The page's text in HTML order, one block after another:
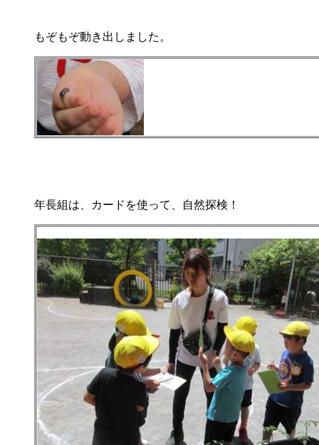
もぞもぞ動き出しました。
年長組は、カードを使って、自然探検！